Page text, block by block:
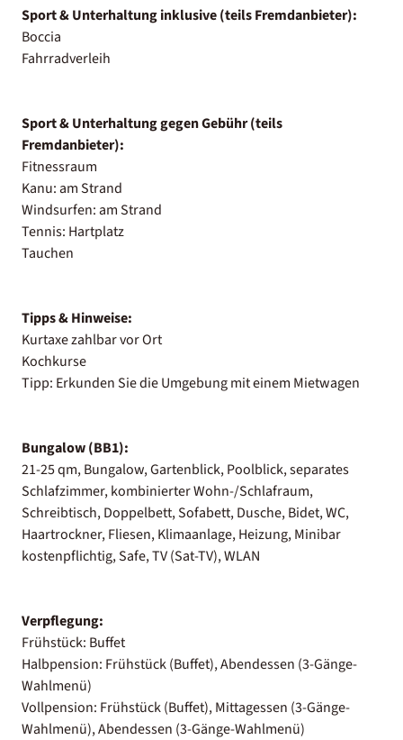
Sport & Unterhaltung inklusive (teils Fremdanbieter):
Boccia
Fahrradverleih
Sport & Unterhaltung gegen Gebühr (teils
Fremdanbieter):
Fitnessraum
Kanu: am Strand
Windsurfen: am Strand
Tennis: Hartplatz
Tauchen
Tipps & Hinweise:
Kurtaxe zahlbar vor Ort
Kochkurse
Tipp: Erkunden Sie die Umgebung mit einem Mietwagen
Bungalow (BB1):
21-25 qm, Bungalow, Gartenblick, Poolblick, separates
Schlafzimmer, kombinierter Wohn-/Schlafraum,
Schreibtisch, Doppelbett, Sofabett, Dusche, Bidet, WC,
Haartrockner, Fliesen, Klimaanlage, Heizung, Minibar
kostenpflichtig, Safe, TV (Sat-TV), WLAN
Verpflegung:
Frühstück: Buffet
Halbpension: Frühstück (Buffet), Abendessen (3-Gänge-
Wahlmenü)
Vollpension: Frühstück (Buffet), Mittagessen (3-Gänge-
Wahlmenü), Abendessen (3-Gänge-Wahlmenü)